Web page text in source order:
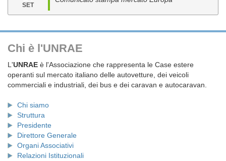
SET
Chi è l'UNRAE
L'UNRAE è l'Associazione che rappresenta le Case estere
operanti sul mercato italiano delle autovetture, dei veicoli
commerciali e industriali, dei bus e dei caravan e autocaravan.
Chi siamo
Struttura
Presidente
Direttore Generale
Organi Associativi
Relazioni Istituzionali